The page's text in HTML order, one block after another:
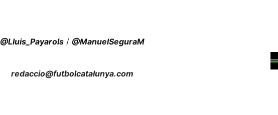
@Lluis_Payarols / @ManuelSeguraM
redaccio@futbolcatalunya.com